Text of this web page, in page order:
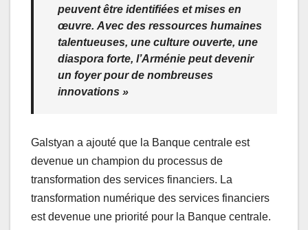
peuvent être identifiées et mises en
œuvre. Avec des ressources humaines
talentueuses, une culture ouverte, une
diaspora forte, l’Arménie peut devenir
un foyer pour de nombreuses
innovations »
Galstyan a ajouté que la Banque centrale est
devenue un champion du processus de
transformation des services financiers. La
transformation numérique des services financiers
est devenue une priorité pour la Banque centrale.